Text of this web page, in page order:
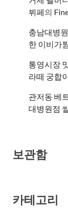
뷔페의
충남대병
한 이비가
통영시장
라떼 궁합
관저동 베
대병원점
보관함
카테고리